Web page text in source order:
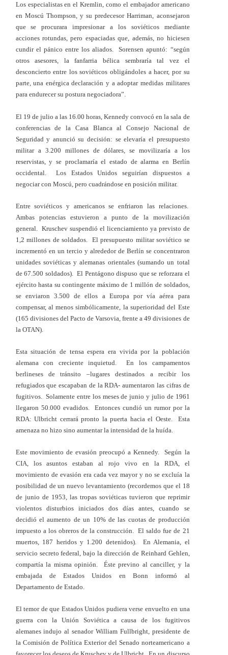
Los especialistas en el Kremlin, como el embajador americano
en Moscú Thompson, y su predecesor Harriman, aconsejaron
que se procurara impresionar a los soviéticos mediante
acciones rotundas, pero espaciadas que, además, no hiciesen
cundir el pánico entre los aliados. Sorensen apuntó: “según
otros asesores, la fanfarria bélica sembraría tal vez el
desconcierto entre los soviéticos obligándoles a hacer, por su
parte, una enérgica declaración y a adoptar medidas militares
para endurecer su postura negociadora”.
El 19 de julio a las 16.00 horas, Kennedy convocó en la sala de
conferencias de la Casa Blanca al Consejo Nacional de
Seguridad y anunció su decisión: se elevaría el presupuesto
militar a 3.200 millones de dólares, se movilizaría a los
reservistas, y se proclamaría el estado de alarma en Berlín
occidental. Los Estados Unidos seguirían dispuestos a
negociar con Moscú, pero cuadrándose en posición militar.
Entre soviéticos y americanos se enfriaron las relaciones.
Ambas potencias estuvieron a punto de la movilización
general. Kruschev suspendió el licenciamiento ya previsto de
1,2 millones de soldados. El presupuesto militar soviético se
incrementó en un tercio y alrededor de Berlín se concentraron
unidades soviéticas y alemanas orientales (sumando un total
de 67.500 soldados). El Pentágono dispuso que se reforzara el
ejército hasta su contingente máximo de 1 millón de soldados,
se enviaron 3.500 de ellos a Europa por vía aérea para
compensar, al menos simbólicamente, la superioridad del Este
(165 divisiones del Pacto de Varsovia, frente a 49 divisiones de
la OTAN).
Esta situación de tensa espera era vivida por la población
alemana con creciente inquietud. En los campamentos
berlineses de tránsito –lugares destinados a recibir los
refugiados que escapaban de la RDA- aumentaron las cifras de
fugitivos. Solamente entre los meses de junio y julio de 1961
llegaron 50.000 evadidos. Entonces cundió un rumor por la
RDA: Ulbricht cerrará pronto la puerta hacia el Oeste. Esta
amenaza no hizo sino aumentar la intensidad de la huída.
Este movimiento de evasión preocupó a Kennedy. Según la
CIA, los asuntos estaban al rojo vivo en la RDA, el
movimiento de evasión era cada vez mayor y no se excluía la
posibilidad de un nuevo levantamiento (recordemos que el 18
de junio de 1953, las tropas soviéticas tuvieron que reprimir
violentos disturbios iniciados dos días antes, cuando se
decidió el aumento de un 10% de las cuotas de producción
impuesto a los obreros de la construcción. El saldo fue de 21
muertos, 187 heridos y 1.200 detenidos). En Alemania, el
servicio secreto federal, bajo la dirección de Reinhard Gehlen,
compartía la misma opinión. Éste previno al canciller, y la
embajada de Estados Unidos en Bonn informó al
Departamento de Estado.
El temor de que Estados Unidos pudiera verse envuelto en una
guerra con la Unión Soviética a causa de los fugitivos
alemanes indujo al senador William Fullbright, presidente de
la Comisión de Política Exterior del Senado norteamericano a